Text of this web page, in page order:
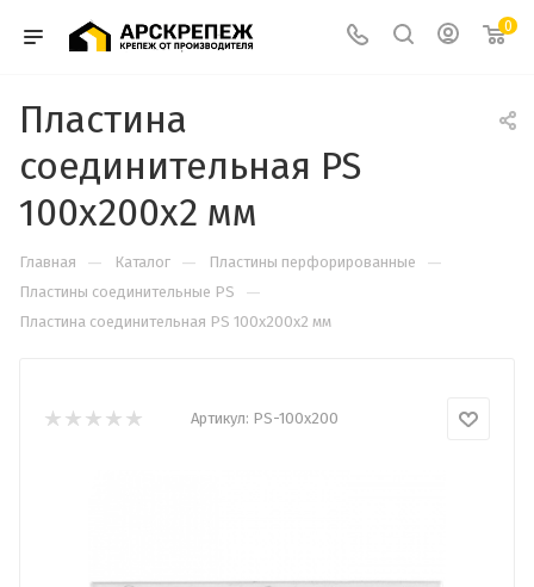
0
Пластина
соединительная PS
100х200х2 мм
Главная — Каталог — Пластины перфорированные —
Пластины соединительные PS —
Пластина соединительная PS 100х200х2 мм
Артикул: PS-100х200